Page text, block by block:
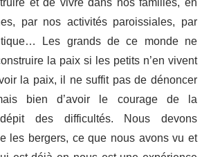
par nos activités paroissiales, par
Les grands de ce monde ne
la paix si les petits n’en vivent
la paix, il ne suffit pas de dénoncer
bien d’avoir le courage de la
des difficultés. Nous devons
les bergers, ce que nous avons vu et